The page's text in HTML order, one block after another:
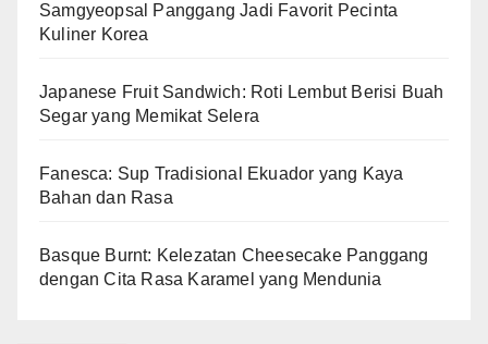
Samgyeopsal Panggang Jadi Favorit Pecinta
Kuliner Korea
Japanese Fruit Sandwich: Roti Lembut Berisi Buah
Segar yang Memikat Selera
Fanesca: Sup Tradisional Ekuador yang Kaya
Bahan dan Rasa
Basque Burnt: Kelezatan Cheesecake Panggang
dengan Cita Rasa Karamel yang Mendunia